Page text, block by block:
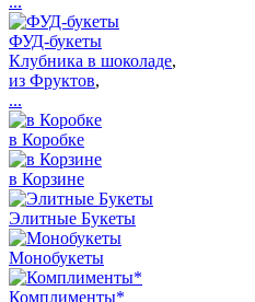
ФУД-букеты
Клубника в шоколаде,
из Фруктов,
...
в Коробке
в Корзине
Элитные Букеты
Монобукеты
Комплименты*